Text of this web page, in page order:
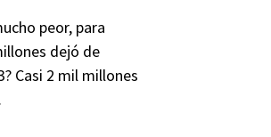
peor, para
dejó de
Casi 2 mil millones